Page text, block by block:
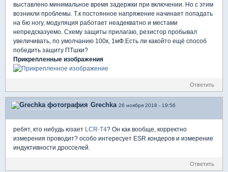
выставлено минимальное время задержки при включении. Но с этим
возникли проблемы. Т.к постоянное напряжение начинает попадать
на 6ю ногу, модуляция работает неадекватно и местами
непредсказуемо. Схему защиты прилагаю, резистор пробывал
увеличивать, по умолчанию 100к, 1мФ.Есть ли какойто ещё способ
победить защиту ПТшки?
Прикрепленные изображения
Ответить
Grechka 26 ноября 2018 - 19:56
ребят, кто нибудь юзает LCR-T4? Он как вообще, корректно
измерения проводит? особо интересует ESR кондеров и измерение
индуктивности дросселей.
Ответить